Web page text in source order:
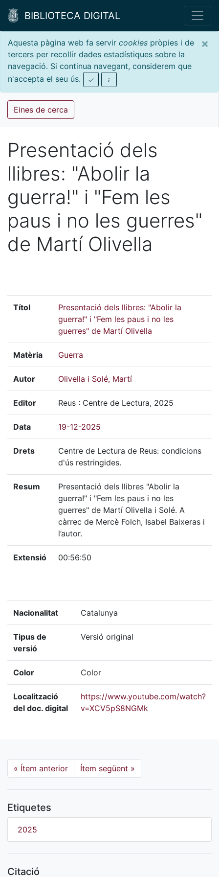
BIBLIOTECA DIGITAL
×
Aquesta pàgina web fa servir cookies pròpies i de
tercers per recollir dades estadístiques sobre la
navegació. Si continua navegant, considerem que
n'accepta el seu ús.
Eines de cerca
Presentació dels
llibres: "Abolir la
guerra!" i "Fem les
paus i no les guerres"
de Martí Olivella
Títol
Presentació dels llibres: "Abolir la
guerra!" i "Fem les paus i no les
guerres" de Martí Olivella
Matèria Guerra
Autor Olivella i Solé, Martí
Editor Reus : Centre de Lectura, 2025
Data 19-12-2025
Drets
Centre de Lectura de Reus: condicions
d'ús restringides.
Resum
Presentació dels llibres "Abolir la
guerra!" i "Fem les paus i no les
guerres" de Martí Olivella i Solé. A
càrrec de Mercè Folch, Isabel Baixeras i
l’autor.
Extensió 00:56:50
Nacionalitat Catalunya
Tipus de
versió
Versió original
Color Color
Localització
del doc. digital
https://www.youtube.com/watch?
v=XCV5pS8NGMk
« Ítem anterior Ítem següent »
Etiquetes
2025
Citació